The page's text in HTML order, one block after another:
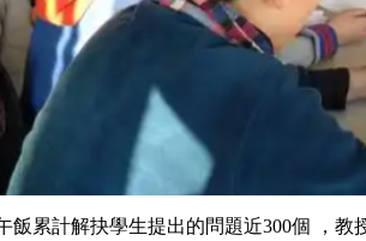
飯累計解抉學生提出的問題近300個 